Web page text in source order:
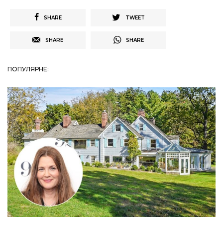
SHARE TWEET
SHARE SHARE
ПОПУЛЯРНЕ: